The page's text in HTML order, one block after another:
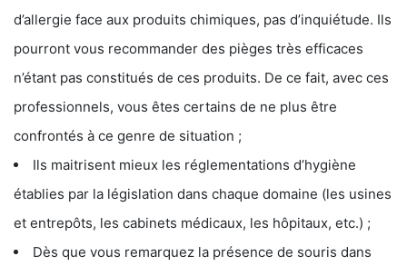
d’allergie face aux produits chimiques, pas d’inquiétude. Ils
pourront vous recommander des pièges très efficaces
n’étant pas constitués de ces produits. De ce fait, avec ces
professionnels, vous êtes certains de ne plus être
confrontés à ce genre de situation ;
Ils maitrisent mieux les réglementations d’hygiène
établies par la législation dans chaque domaine (les usines
et entrepôts, les cabinets médicaux, les hôpitaux, etc.) ;
Dès que vous remarquez la présence de souris dans